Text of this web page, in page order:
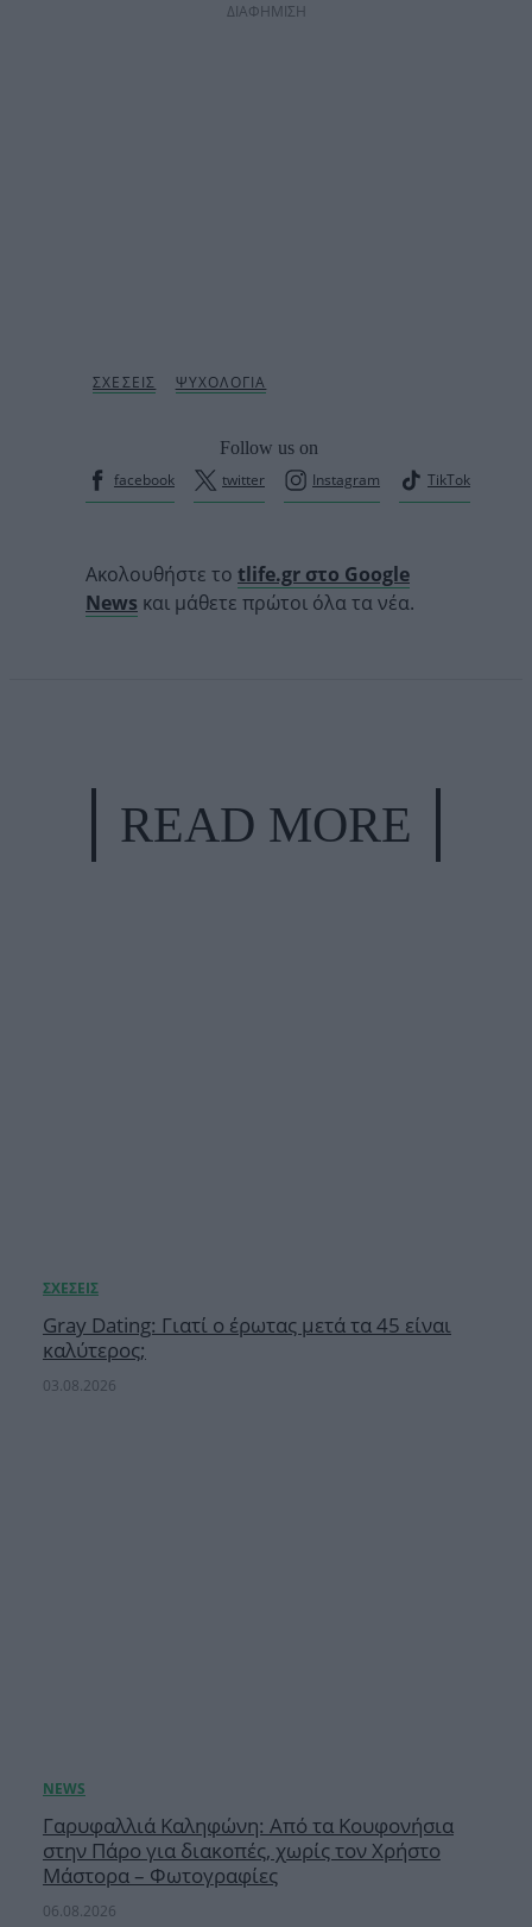
ΔΙΑΦΗΜΙΣΗ
Follow us on
facebook
twitter Instagram TikTok
Ακολουθήστε το tlife.gr στο Google
News και μάθετε πρώτοι όλα τα νέα.
READ MORE
Gray Dating: Γιατί ο έρωτας μετά τα 45 είναι
καλύτερος;
03.08.2026
Γαρυφαλλιά Καληφώνη: Από τα Κουφονήσια
στην Πάρο για διακοπές, χωρίς τον Χρήστο
Μάστορα – Φωτογραφίες
06.08.2026